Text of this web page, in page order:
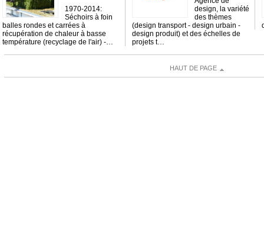
1970-2014:
Séchoirs à foin
balles rondes et carrées à
récupération de chaleur à basse
température (recyclage de l'air) -…
design, la variété
des thèmes
(design transport - design urbain -
design produit) et des échelles de
projets t…
HAUT DE PAGE